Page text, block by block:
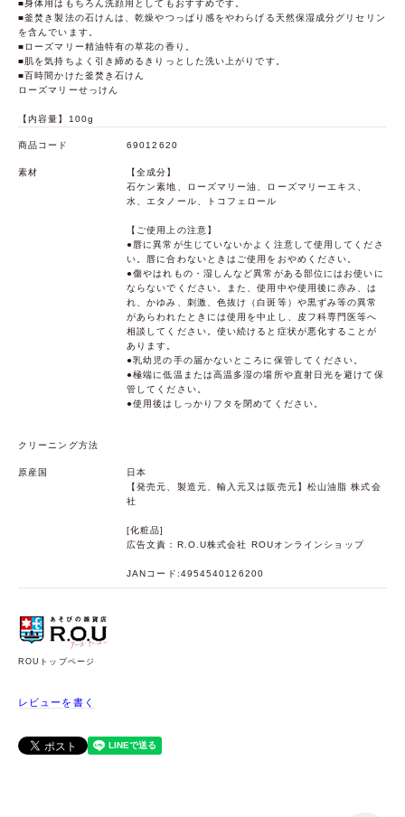
■身体用はもちろん洗顔用としてもおすすめです。
■釜焚き製法の石けんは、乾燥やつっぱり感をやわらげる天然保湿成分グリセリン
を含んでいます。
■ローズマリー精油特有の草花の香り。
■肌を気持ちよく引き締めるきりっとした洗い上がりです。
■百時間かけた釜焚き石けん
ローズマリーせっけん
【内容量】100g
商品コード 69012620
素材
【全成分】
石ケン素地、ローズマリー油、ローズマリーエキス、
水、エタノール、トコフェロール
【ご使用上の注意】
●唇に異常が生じていないかよく注意して使用してくださ
い。唇に合わないときはご使用をおやめください。
●傷やはれもの・湿しんなど異常がある部位にはお使いに
ならないでください。また、使用中や使用後に赤み、は
れ、かゆみ、刺激、色抜け（白斑等）や黒ずみ等の異常
があらわれたときには使用を中止し、皮フ科専門医等へ
相談してください。使い続けると症状が悪化することが
あります。
●乳幼児の手の届かないところに保管してください。
●極端に低温または高温多湿の場所や直射日光を避けて保
管してください。
●使用後はしっかりフタを閉めてください。
クリーニング方法
原産国
日本
【発売元、製造元、輸入元又は販売元】松山油脂 株式会
社
[化粧品]
広告文責：R.O.U株式会社 ROUオンラインショップ
JANコード:4954540126200
ROUトップページ
レビューを書く